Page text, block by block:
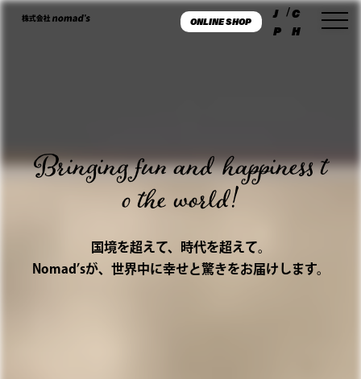
ONLINE SHOP
J
P
/C
H
Bringing fun and happiness t
o the world!
国境を超えて、時代を超えて。
Nomad’sが、世界中に幸せと驚きをお届けします。